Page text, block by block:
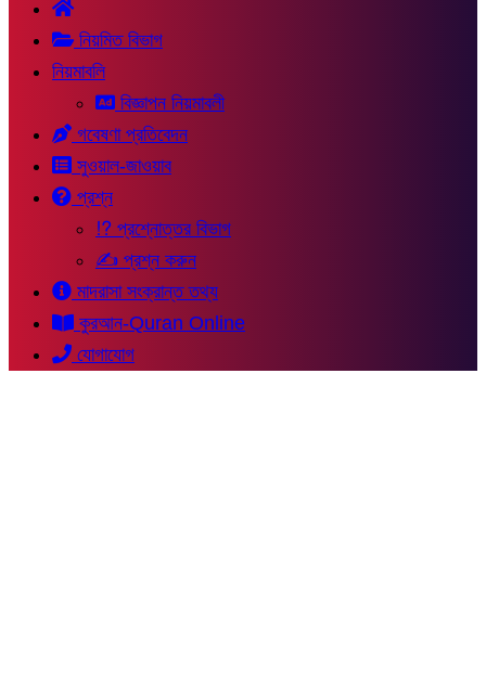
নিয়মিত বিভাগ
নিয়মাবলি
বিজ্ঞাপন নিয়মাবলী
গবেষণা প্রতিবেদন
সুওয়াল-জাওয়াব
প্রশ্ন
⁉ প্রশ্নোত্তর বিভাগ
✍ প্রশ্ন করুন
মাদরাসা সংক্রান্ত তথ্য
কুরআন-Quran Online
যোগাযোগ